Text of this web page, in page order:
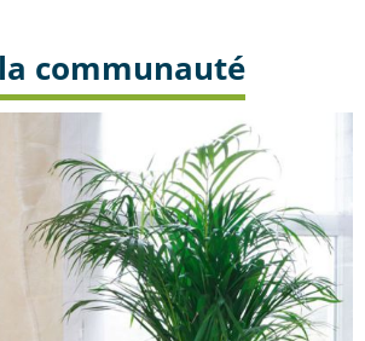
communauté